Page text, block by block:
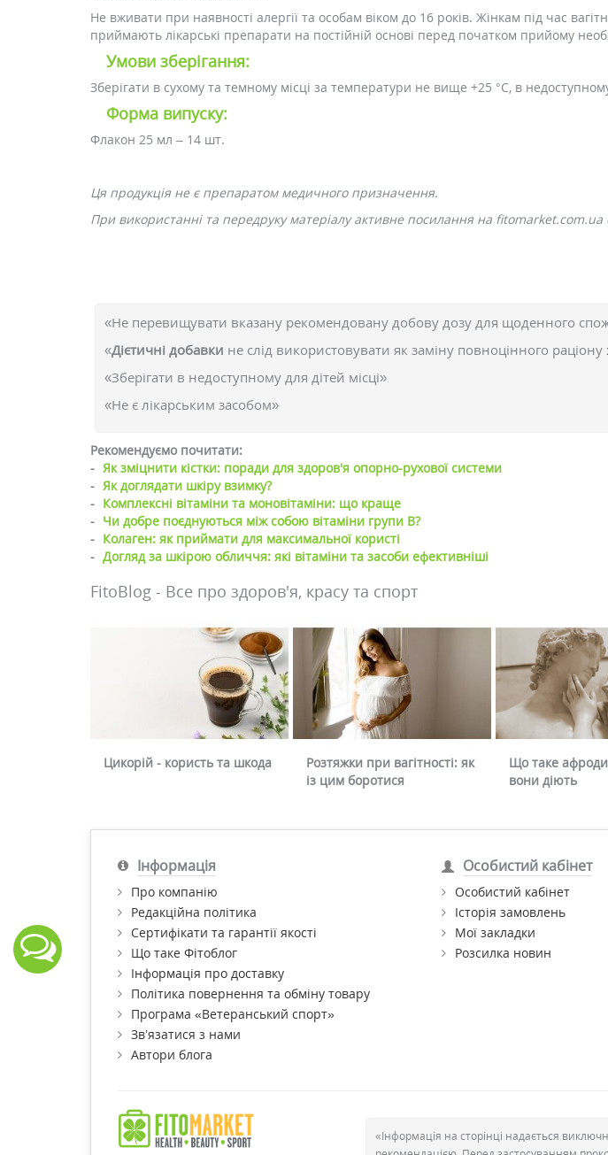
Не вживати при наявності алергії та особам віком до 16 років. Жінкам під час
приймають лікарські препарати на постійній основі перед початком прийому
Умови зберігання:
Зберігати в сухому та темному місці за температури не вище +25 °С, в
Форма випуску:
Флакон 25 мл – 14 шт.
Ця продукція не є препаратом медичного призначення.
При використанні та передруку матеріалу активне посилання на fitomarket.com.ua
«Не перевищувати вказану рекомендовану добову дозу для щоденного
«Дієтичні добавки не слід використовувати як заміну повноцінного
«Зберігати в недоступному для дітей місці»
«Не є лікарським засобом»
Рекомендуємо почитати:
- Як зміцнити кістки: поради для здоров'я опорно-рухової системи
- Як доглядати шкіру взимку?
- Комплексні вітаміни та моновітаміни: що краще
- Чи добре поєднуються між собою вітаміни групи В?
- Колаген: як приймати для максимальної користі
- Догляд за шкірою обличчя: які вітаміни та засоби ефективніші
FitoBlog - Все про здоров'я, красу та спорт
Цикорій - користь та шкода
Розтяжки при вагітності: як
із цим боротися
Що таке
вони діють
Інформація
Про компанію
Редакційна політика
Сертифікати та гарантії якості
Що таке Фітоблог
Інформація про доставку
Політика повернення та обміну товару
Програма «Ветеранський спорт»
Зв’язатися з нами
Автори блога
Особистий кабінет
Особистий кабінет
Історія замовлень
Мої закладки
Розсилка новин
«Інформація на сторінці надається